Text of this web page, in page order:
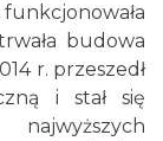
budowa
r. przeszedł
i stał się